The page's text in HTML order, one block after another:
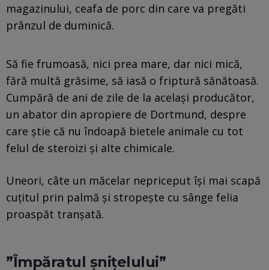
magazinului, ceafa de porc din care va pregăti
prânzul de duminică.
Să fie frumoasă, nici prea mare, dar nici mică,
fără multă grăsime, să iasă o friptură sănătoasă.
Cumpără de ani de zile de la același producător,
un abator din apropiere de Dortmund, despre
care știe că nu îndoapă bietele animale cu tot
felul de steroizi și alte chimicale.
Uneori, câte un măcelar nepriceput își mai scapă
cuțitul prin palmă și stropește cu sânge felia
proaspăt tranșată.
”Împăratul șnițelului”